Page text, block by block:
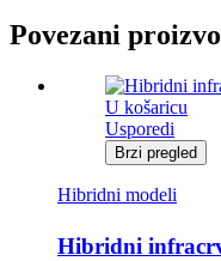
Povezani
U košaricu
Usporedi
Brzi pregled
Hibridni modeli
Hibridni